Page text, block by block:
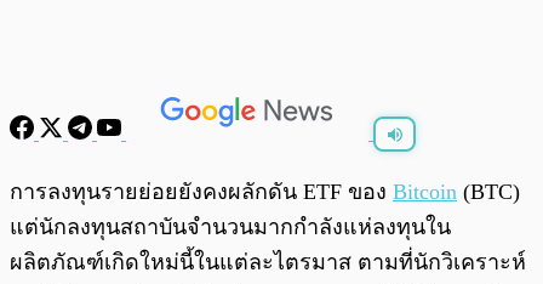
การลงทุนรายย่อยยังคงผลักดัน ETF ของ Bitcoin (BTC)
แต่นักลงทุนสถาบันจำนวนมากกำลังแห่ลงทุนใน
ผลิตภัณฑ์เกิดใหม่นี้ในแต่ละไตรมาส ตามที่นักวิเคราะห์